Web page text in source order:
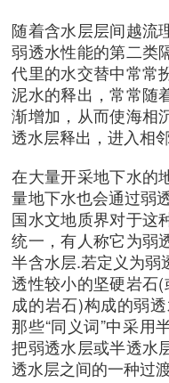
随着含水层层间越流
弱透水性能的第二类
代里的水交替中常常
泥水的释出，常常随
渐增加，从而使海相
透水层释出，进入相
在大量开采地下水的
量地下水也会通过弱
国水文地质界对于这
统一，有人称它为弱
半含水层.若定义为弱
透性较小的坚硬岩石(
成的岩石)构成的弱
那些“同义词”中采用
把弱透水层或半透水
透水层之间的一种过